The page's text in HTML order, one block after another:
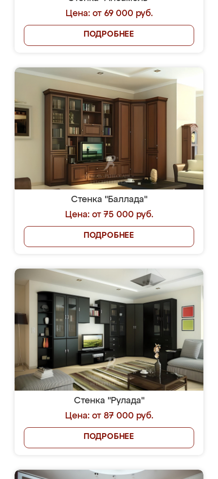
Цена: от 69 000 руб.
ПОДРОБНЕЕ
Стенка "Баллада"
Цена: от 75 000 руб.
ПОДРОБНЕЕ
Стенка "Рулада"
Цена: от 87 000 руб.
ПОДРОБНЕЕ